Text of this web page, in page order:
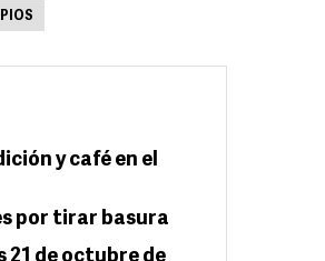
y café en el
por tirar basura